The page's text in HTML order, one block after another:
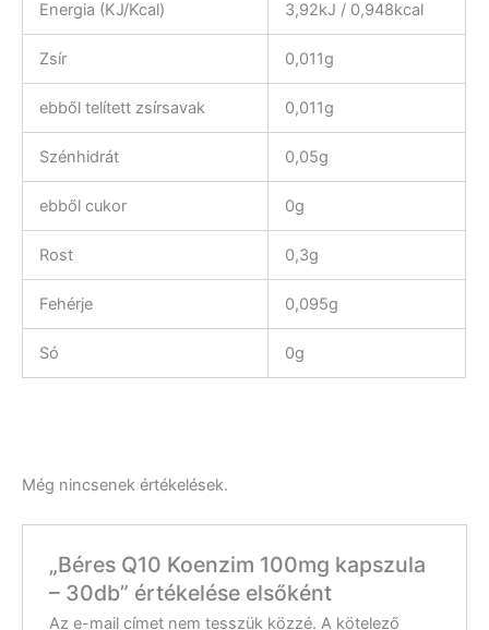
Energia (KJ/Kcal) 3,92kJ / 0,948kcal
Zsír 0,011g
ebből telített zsírsavak 0,011g
Szénhidrát 0,05g
ebből cukor 0g
Rost 0,3g
Fehérje 0,095g
Só 0g
Még nincsenek értékelések.
„Béres Q10 Koenzim 100mg kapszula
– 30db” értékelése elsőként
Az e-mail címet nem tesszük közzé. A kötelező